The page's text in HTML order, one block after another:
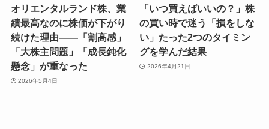
オリエンタルランド株、業
績最高なのに株価が下がり
続けた理由——「割高感」
「大株主問題」「成長鈍化
懸念」が重なった
2026年5月4日
「いつ買えばいいの？」株
の買い時で迷う「損をしな
い」たった2つのタイミン
グを学んだ結果
2026年4月21日